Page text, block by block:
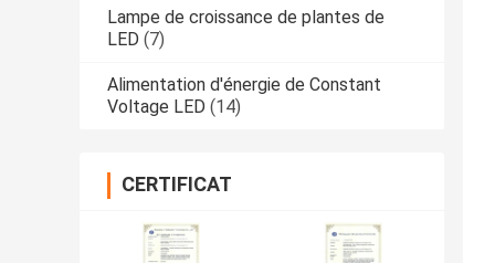
Lampe de croissance de plantes de
LED (7)
Alimentation d'énergie de Constant
Voltage LED (14)
CERTIFICAT